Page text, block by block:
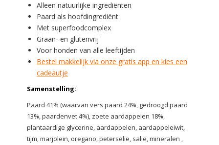
Alleen natuurlijke ingrediënten
Paard als hoofdingrediënt
Met superfoodcomplex
Graan- en glutenvrij
Voor honden van alle leeftijden
Bestel makkelijk via onze gratis app en kies een
cadeautje
Samenstelling:
Paard 41% (waarvan vers paard 24%, gedroogd paard
13%, paardenvet 4%), zoete aardappelen 18%,
plantaardige glycerine, aardappelen, aardappeleiwit,
tijm, marjolein, oregano, peterselie, salie, mineralen ,